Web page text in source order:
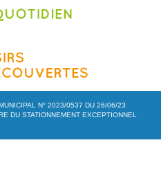
N° 2023/0537 DU 26/06/23
DU STATIONNEMENT EXCEPTIONNEL